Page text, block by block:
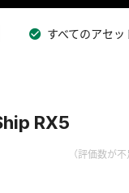
すべてのアセッ
RX5
（評価数が